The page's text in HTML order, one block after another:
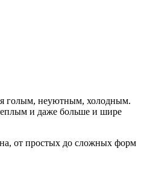
голым, неуютным, холодным.
и даже больше и шире
от простых до сложных форм